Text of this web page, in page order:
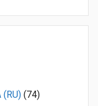
(RU) (74)